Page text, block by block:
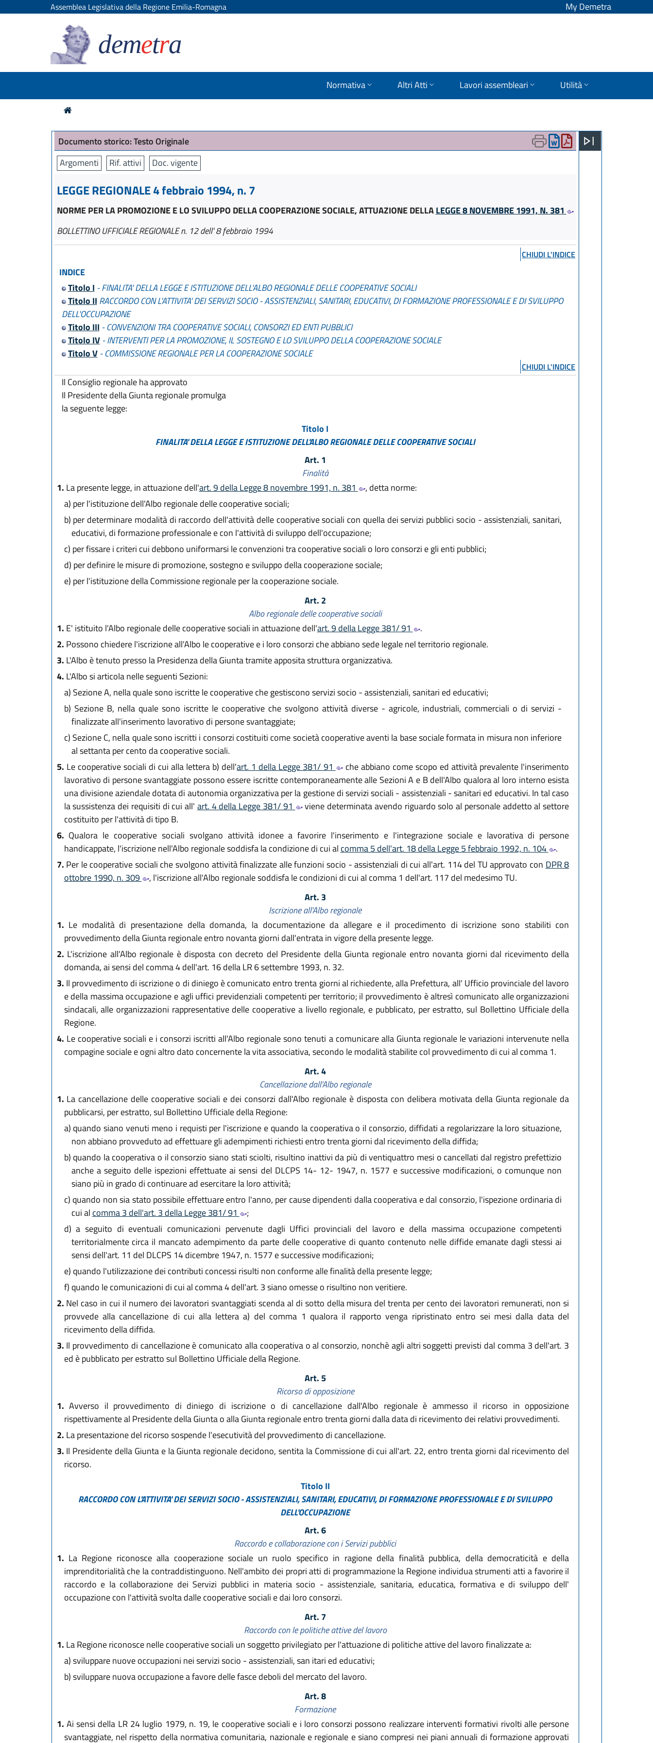
Assemblea Legislativa della Regione Emilia-Romagna My Demetra
demetra
Normativa Altri Atti Lavori assembleari Utilità
Documento storico: Testo Originale
Argomenti
Rif. attivi Doc. vigente
LEGGE REGIONALE 4 febbraio 1994, n. 7
NORME PER LA PROMOZIONE E LO SVILUPPO DELLA COOPERAZIONE SOCIALE, ATTUAZIONE DELLALEGGE 8 NOVEMBRE 1991, N. 381
BOLLETTINO UFFICIALE REGIONALE n. 12 dell' 8 febbraio 1994
CHIUDI L'INDICE
INDICE
Titolo I - FINALITA' DELLA LEGGE E ISTITUZIONE DELL'ALBO REGIONALE DELLE COOPERATIVE SOCIALI
Titolo II RACCORDO CON L'ATTIVITA' DEI SERVIZI SOCIO - ASSISTENZIALI, SANITARI, EDUCATIVI, DI FORMAZIONE PROFESSIONALE E DI SVILUPPO
DELL'OCCUPAZIONE
Titolo III - CONVENZIONI TRA COOPERATIVE SOCIALI, CONSORZI ED ENTI PUBBLICI
Titolo IV- INTERVENTI PER LA PROMOZIONE, IL SOSTEGNO E LO SVILUPPO DELLA COOPERAZIONE SOCIALE
Titolo V- COMMISSIONE REGIONALE PER LA COOPERAZIONE SOCIALE
CHIUDI L'INDICE
Il Consiglio regionale ha approvato
Il Presidente della Giunta regionale promulga
la seguente legge:
Titolo I
FINALITA' DELLA LEGGE E ISTITUZIONE DELL'ALBO REGIONALE DELLE COOPERATIVE SOCIALI
Art. 1
Finalità
1. La presente legge, in attuazione dell'art. 9 della Legge 8 novembre 1991, n. 381
, detta norme:
a) per l'istituzione dell'Albo regionale delle cooperative sociali;
b) per determinare modalità di raccordo dell'attività delle cooperative sociali con quella dei servizi pubblici socio - assistenziali, sanitari,
educativi, di formazione professionale e con l'attività di sviluppo dell'occupazione;
c) per fissare i criteri cui debbono uniformarsi le convenzioni tra cooperative sociali o loro consorzi e gli enti pubblici;
d) per definire le misure di promozione, sostegno e sviluppo della cooperazione sociale;
e) per l'istituzione della Commissione regionale per la cooperazione sociale.
Art. 2
Albo regionale delle cooperative sociali
1. E' istituito l'Albo regionale delle cooperative sociali in attuazione dell'art. 9 della Legge 381/ 91
.
2. Possono chiedere l'iscrizione all'Albo le cooperative e i loro consorzi che abbiano sede legale nel territorio regionale.
3. L'Albo è tenuto presso la Presidenza della Giunta tramite apposita struttura organizzativa.
4. L'Albo si articola nelle seguenti Sezioni:
a) Sezione A, nella quale sono iscritte le cooperative che gestiscono servizi socio - assistenziali, sanitari ed educativi;
b) Sezione B, nella quale sono iscritte le cooperative che svolgono attività diverse - agricole, industriali, commerciali o di servizi -
finalizzate all'inserimento lavorativo di persone svantaggiate;
c) Sezione C, nella quale sono iscritti i consorzi costituiti come società cooperative aventi la base sociale formata in misura non inferiore
al settanta per cento da cooperative sociali.
5. Le cooperative sociali di cui alla lettera b) dell'art. 1 della Legge 381/ 91
che abbiano come scopo ed attività prevalente l'inserimento
lavorativo di persone svantaggiate possono essere iscritte contemporaneamente alle Sezioni A e B dell'Albo qualora al loro interno esista
una divisione aziendale dotata di autonomia organizzativa per la gestione di servizi sociali - assistenziali - sanitari ed educativi. In tal caso
la sussistenza dei requisiti di cui all' art. 4 della Legge 381/ 91
viene determinata avendo riguardo solo al personale addetto al settore
costituito per l'attività di tipo B.
6. Qualora le cooperative sociali svolgano attività idonee a favorire l'inserimento e l'integrazione sociale e lavorativa di persone
handicappate, l'iscrizione nell'Albo regionale soddisfa la condizione di cui al comma 5 dell'art. 18 della Legge 5 febbraio 1992, n. 104
.
7. Per le cooperative sociali che svolgono attività finalizzate alle funzioni socio - assistenziali di cui all'art. 114 del TU approvato con DPR 8
ottobre 1990, n. 309
, l'iscrizione all'Albo regionale soddisfa le condizioni di cui al comma 1 dell'art. 117 del medesimo TU.
Art. 3
Iscrizione all'Albo regionale
1. Le modalità di presentazione della domanda, la documentazione da allegare e il procedimento di iscrizione sono stabiliti con
provvedimento della Giunta regionale entro novanta giorni dall'entrata in vigore della presente legge.
2. L'iscrizione all'Albo regionale è disposta con decreto del Presidente della Giunta regionale entro novanta giorni dal ricevimento della
domanda, ai sensi del comma 4 dell'art. 16 della LR 6 settembre 1993, n. 32.
3. Il provvedimento di iscrizione o di diniego è comunicato entro trenta giorni al richiedente, alla Prefettura, all' Ufficio provinciale del lavoro
e della massima occupazione e agli uffici previdenziali competenti per territorio; il provvedimento è altresì comunicato alle organizzazioni
sindacali, alle organizzazioni rappresentative delle cooperative a livello regionale, e pubblicato, per estratto, sul Bollettino Ufficiale della
Regione.
4. Le cooperative sociali e i consorzi iscritti all'Albo regionale sono tenuti a comunicare alla Giunta regionale le variazioni intervenute nella
compagine sociale e ogni altro dato concernente la vita associativa, secondo le modalità stabilite col provvedimento di cui al comma 1.
Art. 4
Cancellazione dall'Albo regionale
1. La cancellazione delle cooperative sociali e dei consorzi dall'Albo regionale è disposta con delibera motivata della Giunta regionale da
pubblicarsi, per estratto, sul Bollettino Ufficiale della Regione:
a) quando siano venuti meno i requisti per l'iscrizione e quando la cooperativa o il consorzio, diffidati a regolarizzare la loro situazione,
non abbiano provveduto ad effettuare gli adempimenti richiesti entro trenta giorni dal ricevimento della diffida;
b) quando la cooperativa o il consorzio siano stati sciolti, risultino inattivi da più di ventiquattro mesi o cancellati dal registro prefettizio
anche a seguito delle ispezioni effettuate ai sensi del DLCPS 14- 12- 1947, n. 1577 e successive modificazioni, o comunque non
siano più in grado di continuare ad esercitare la loro attività;
c) quando non sia stato possibile effettuare entro l'anno, per cause dipendenti dalla cooperativa e dal consorzio, l'ispezione ordinaria di
cui al comma 3 dell'art. 3 della Legge 381/ 91
;
d) a seguito di eventuali comunicazioni pervenute dagli Uffici provinciali del lavoro e della massima occupazione competenti
territorialmente circa il mancato adempimento da parte delle cooperative di quanto contenuto nelle diffide emanate dagli stessi ai
sensi dell'art. 11 del DLCPS 14 dicembre 1947, n. 1577 e successive modificazioni;
e) quando l'utilizzazione dei contributi concessi risulti non conforme alle finalità della presente legge;
f) quando le comunicazioni di cui al comma 4 dell'art. 3 siano omesse o risultino non veritiere.
2. Nel caso in cui il numero dei lavoratori svantaggiati scenda al di sotto della misura del trenta per cento dei lavoratori remunerati, non si
provvede alla cancellazione di cui alla lettera a) del comma 1 qualora il rapporto venga ripristinato entro sei mesi dalla data del
ricevimento della diffida.
3. Il provvedimento di cancellazione è comunicato alla cooperativa o al consorzio, nonchè agli altri soggetti previsti dal comma 3 dell'art. 3
ed è pubblicato per estratto sul Bollettino Ufficiale della Regione.
Art. 5
Ricorso di opposizione
1. Avverso il provvedimento di diniego di iscrizione o di cancellazione dall'Albo regionale è ammesso il ricorso in opposizione
rispettivamente al Presidente della Giunta o alla Giunta regionale entro trenta giorni dalla data di ricevimento dei relativi provvedimenti.
2. La presentazione del ricorso sospende l'esecutività del provvedimento di cancellazione.
3. Il Presidente della Giunta e la Giunta regionale decidono, sentita la Commissione di cui all'art. 22, entro trenta giorni dal ricevimento del
ricorso.
Titolo II
RACCORDO CON L'ATTIVITA' DEI SERVIZI SOCIO - ASSISTENZIALI, SANITARI, EDUCATIVI, DI FORMAZIONE PROFESSIONALE E DI SVILUPPO
DELL'OCCUPAZIONE
Art. 6
Raccordo e collaborazione con i Servizi pubblici
1. La Regione riconosce alla cooperazione sociale un ruolo specifico in ragione della finalità pubblica, della democraticità e della
imprenditorialità che la contraddistinguono. Nell'ambito dei propri atti di programmazione la Regione individua strumenti atti a favorire il
raccordo e la collaborazione dei Servizi pubblici in materia socio - assistenziale, sanitaria, educatica, formativa e di sviluppo dell'
occupazione con l'attività svolta dalle cooperative sociali e dai loro consorzi.
Art. 7
Raccordo con le politiche attive del lavoro
1. La Regione riconosce nelle cooperative sociali un soggetto privilegiato per l'attuazione di politiche attive del lavoro finalizzate a:
a)sviluppare nuove occupazioni nei servizi socio - assistenziali, san itari ed educativi;
b)sviluppare nuova occupazione a favore delle fasce deboli del mercato del lavoro.
Art. 8
Formazione
1. Ai sensi della LR 24 luglio 1979, n. 19, le cooperative sociali e i loro consorzi possono realizzare interventi formativi rivolti alle persone
svantaggiate, nel rispetto della normativa comunitaria, nazionale e regionale e siano compresi nei piani annuali di formazione approvati